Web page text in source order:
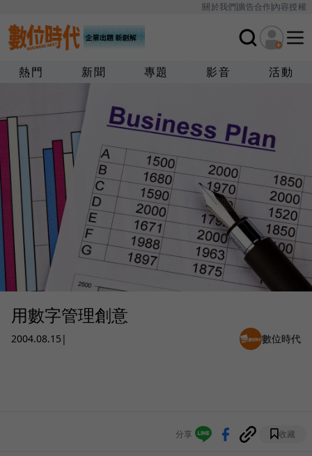
關於我們廣告合作內容授權
熱門 新聞 專題 影音 活動
用數字管理創意
2004.08.15 | 數位時代
分享 收藏